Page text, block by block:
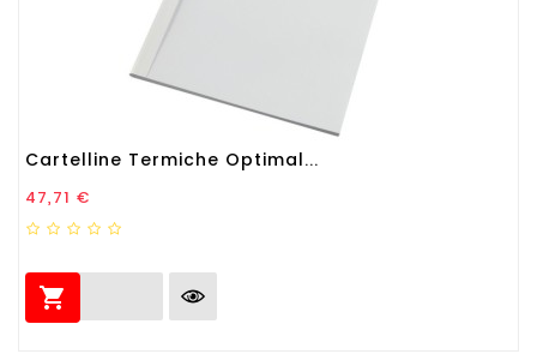
Cartelline Termiche Optimal...
Prezzo
47,71 €
